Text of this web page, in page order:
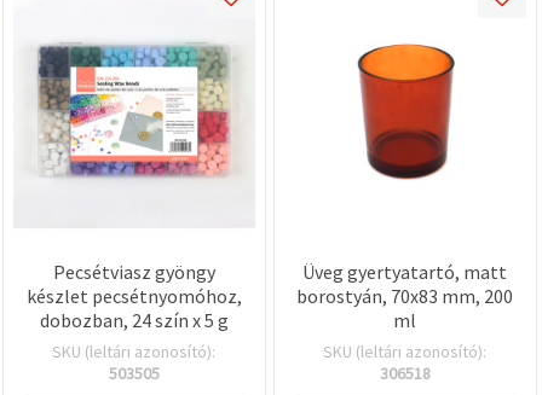
Pecsétviasz gyöngy
készlet pecsétnyomóhoz,
dobozban, 24 szín x 5 g
SKU (leltári azonosító):
503505
Üveg gyertyatartó, matt
borostyán, 70x83 mm, 200
ml
SKU (leltári azonosító):
306518